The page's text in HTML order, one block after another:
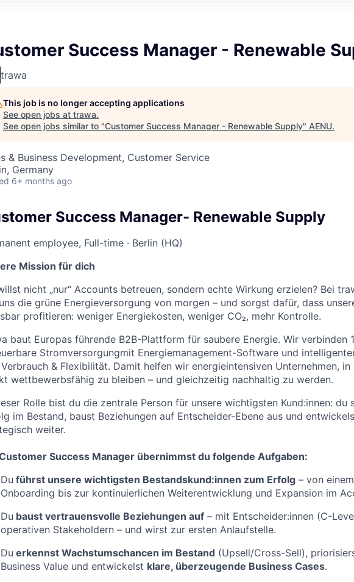
Success Manager - Renewable
trawa
This job is no longer accepting applications
See open jobs at trawa.
See open jobs similar to "Customer Success Manager - Renewable Supply" AENU.
& Business Development, Customer Service
Germany
6+ months ago
Success Manager- Renewable Supply
employee, Full-time · Berlin (HQ)
Mission für dich
nicht „nur“ Accounts betreuen, sondern echte Wirkung erzielen? Bei
die grüne Energieversorgung von morgen – und sorgst dafür, dass
profitieren: weniger Energiekosten, weniger CO₂, mehr Kontrolle.
baut Europas führende B2B-Plattform für saubere Energie. Wir verbinden
Stromversorgungmit Energiemanagement-Software und
& Flexibilität. Damit helfen wir energieintensiven Unternehmen,
wettbewerbsfähig zu bleiben – und gleichzeitig nachhaltig zu werden.
Rolle bist du die zentrale Person für unsere wichtigsten Kund:innen: du
im Bestand, baust Beziehungen auf Entscheider-Ebene aus und
weiter.
Success Manager übernimmst du folgende Aufgaben:
Du führst unsere wichtigsten Bestandskund:innen zum Erfolg – von
Onboarding bis zur kontinuierlichen Weiterentwicklung und Expansion im
Du baust vertrauensvolle Beziehungen auf – mit Entscheider:innen (C-
operativen Stakeholdern – und wirst zur ersten Anlaufstelle.
Du erkennst Wachstumschancen im Bestand (Upsell/Cross-Sell),
Business Value und entwickelst klare, überzeugende Business Cases.